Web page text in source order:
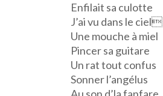
Enfilait sa culotte
J’ai vu dans le ciel
Une mouche à miel
Pincer sa guitare
Un rat tout confus
Sonner l’angélus